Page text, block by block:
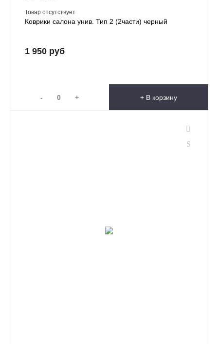
Товар отсутствует
Коврики салона унив. Тип 2 (2части) черный
1 950 руб
- + + В корзину